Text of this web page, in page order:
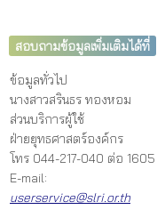
สอบถามข้อมูลเพิ่มเติมได้ที่
ข้อมูลทั่วไป
นางสาวสรินธร ทองหอม
ส่วนบริการผู้ใช้
ฝ่ายยุทธศาสตร์องค์กร
โทร 044-217-040 ต่อ 1605
E-mail:
userservice@slri.or.th